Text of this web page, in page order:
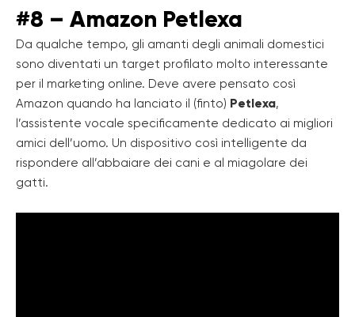
#8 – Amazon Petlexa
Da qualche tempo, gli amanti degli animali domestici
sono diventati un target profilato molto interessante
per il marketing online. Deve avere pensato così
Amazon quando ha lanciato il (finto) Petlexa,
l’assistente vocale specificamente dedicato ai migliori
amici dell’uomo. Un dispositivo così intelligente da
rispondere all’abbaiare dei cani e al miagolare dei
gatti.